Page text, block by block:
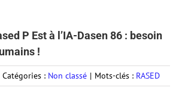
P Est à l’IA-Dasen 86 : besoin
!
Catégories : Non classé | Mots-clés : RASED